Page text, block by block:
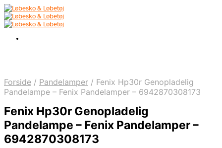
Forside / Pandelamper / Fenix Hp30r Genopladelig
Pandelampe – Fenix Pandelamper – 6942870308173
Fenix Hp30r Genopladelig
Pandelampe – Fenix Pandelamper –
6942870308173